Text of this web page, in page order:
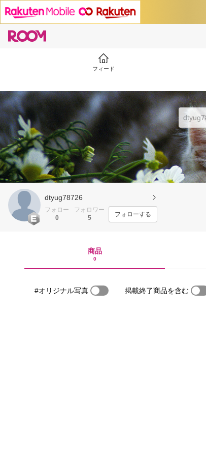
フィード
dtyug78726
フォロー
0
フォロワー
5
フォローする
商品
0
#オリジナル写真 掲載終了商品を含む